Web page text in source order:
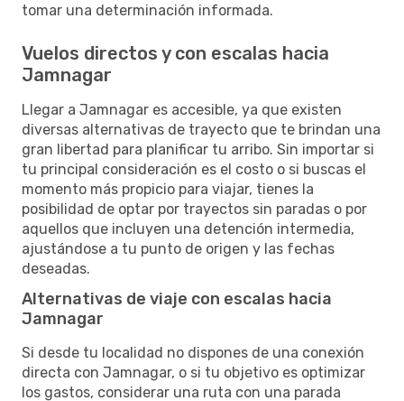
tomar una determinación informada.
Vuelos directos y con escalas hacia
Jamnagar
Llegar a Jamnagar es accesible, ya que existen
diversas alternativas de trayecto que te brindan una
gran libertad para planificar tu arribo. Sin importar si
tu principal consideración es el costo o si buscas el
momento más propicio para viajar, tienes la
posibilidad de optar por trayectos sin paradas o por
aquellos que incluyen una detención intermedia,
ajustándose a tu punto de origen y las fechas
deseadas.
Alternativas de viaje con escalas hacia
Jamnagar
Si desde tu localidad no dispones de una conexión
directa con Jamnagar, o si tu objetivo es optimizar
los gastos, considerar una ruta con una parada